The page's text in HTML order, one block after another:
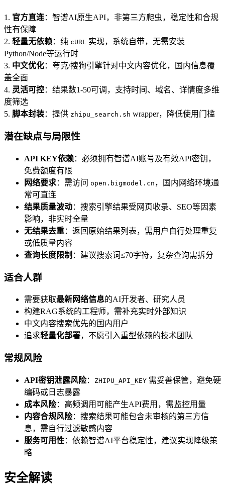
1. 官方直连：智谱AI原生API，非第三方爬虫，稳定性和合规
性有保障
2. 轻量无依赖：纯 cURL 实现，系统自带，无需安装
Python/Node等运行时
3. 中文优化：夸克/搜狗引擎针对中文内容优化，国内信息覆
盖全面
4. 灵活可控：结果数1-50可调，支持时间、域名、详情度多维
度筛选
5. 脚本封装：提供 zhipu_search.sh wrapper，降低使用门槛
潜在缺点与局限性
API KEY依赖：必须拥有智谱AI账号及有效API密钥，
免费额度有限
网络要求：需访问 open.bigmodel.cn ，国内网络环境通
常可直连
结果质量波动：搜索引擎结果受网页收录、SEO等因素
影响，非实时全量
无结果去重：返回原始结果列表，需用户自行处理重复
或低质量内容
查询长度限制 ：建议搜索词≤70字符，复杂查询需拆分
适合人群
需要获取最新网络信息的AI开发者、研究人员
构建RAG系统的工程师，需补充实时外部知识
中文内容搜索优先的国内用户
追求轻量化部署，不愿引入重型依赖的技术团队
常规风险
API密钥泄露风险： ZHIPU_API_KEY 需妥善保管，避免硬
编码或日志暴露
成本风险：高频调用可能产生API费用，需监控用量
内容合规风险：搜索结果可能包含未审核的第三方信
息，需自行过滤敏感内容
服务可用性：依赖智谱AI平台稳定性，建议实现降级策
略
安全解读